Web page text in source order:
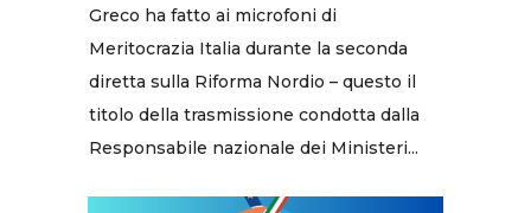
Greco ha fatto ai microfoni di
Meritocrazia Italia durante la seconda
diretta sulla Riforma Nordio – questo il
titolo della trasmissione condotta dalla
Responsabile nazionale dei Ministeri...